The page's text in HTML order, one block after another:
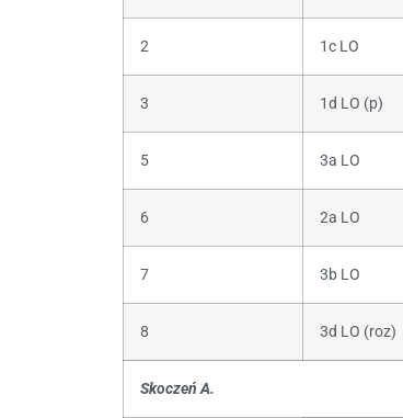
2 1c LO
3 1d LO (p)
5 3a LO
6 2a LO
7 3b LO
8 3d LO (roz)
Skoczeń A.